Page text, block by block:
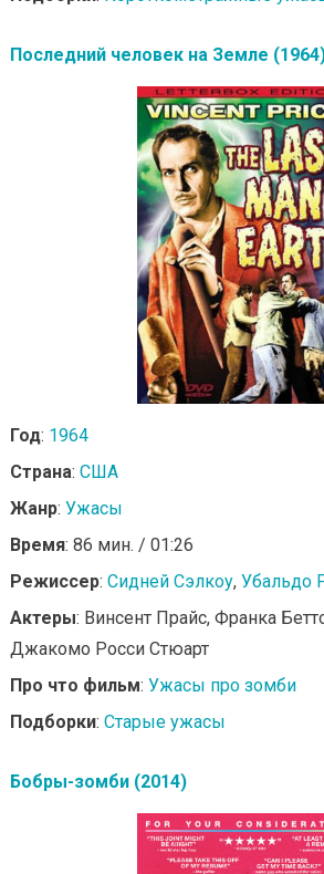
Последний человек на Земле
Год: 1964
Страна: США
Жанр: Ужасы
Время: 86 мин. / 01:26
Режиссер: Сидней Сэлкоу, Убальдо
Актеры: Винсент Прайс, Франка
Джакомо Росси Стюарт
Про что фильм: Ужасы про зомби
Подборки: Старые ужасы
Бобры-зомби (2014)